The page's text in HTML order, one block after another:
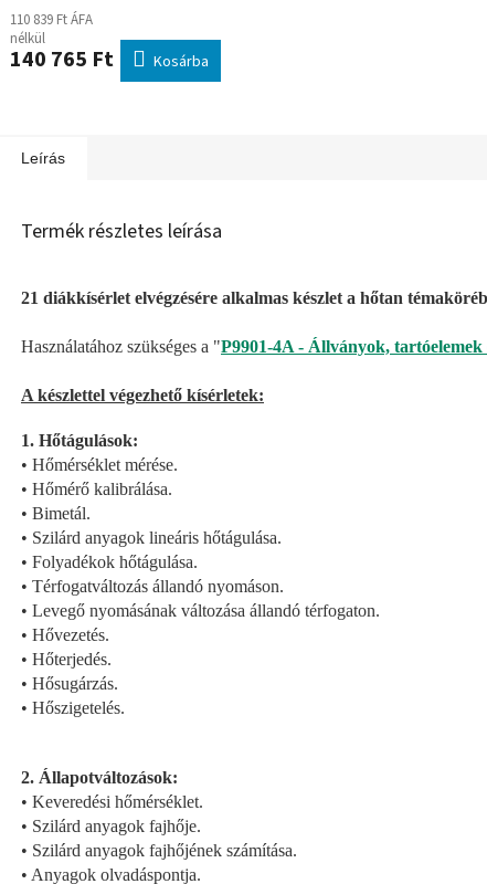
110 839 Ft ÁFA
nélkül
140 765 Ft Kosárba
Leírás
Termék részletes leírása
21 diákkísérlet elvégzésére alkalmas készlet a hőtan
Használatához szükséges a "P9901-4A - Állványok, tartóelemek
A készlettel végezhető kísérletek:
1. Hőtágulások:
• Hőmérséklet mérése.
• Hőmérő kalibrálása.
• Bimetál.
• Szilárd anyagok lineáris hőtágulása.
• Folyadékok hőtágulása.
• Térfogatváltozás állandó nyomáson.
• Levegő nyomásának változása állandó térfogaton.
• Hővezetés.
• Hőterjedés.
• Hősugárzás.
• Hőszigetelés.
2. Állapotváltozások:
• Keveredési hőmérséklet.
• Szilárd anyagok fajhője.
• Szilárd anyagok fajhőjének számítása.
• Anyagok olvadáspontja.